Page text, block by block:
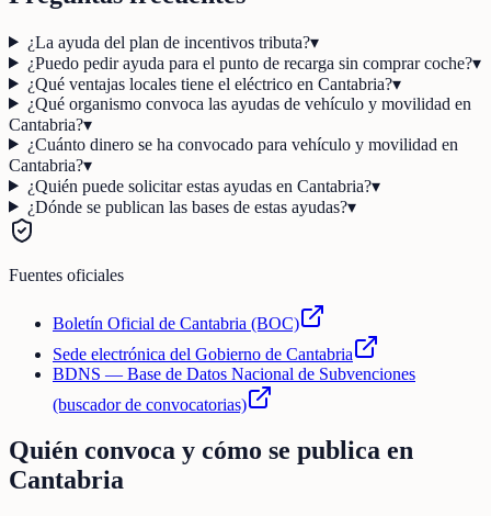
¿La ayuda del plan de incentivos tributa?▾
¿Puedo pedir ayuda para el punto de recarga sin comprar coche?▾
¿Qué ventajas locales tiene el eléctrico en Cantabria?▾
¿Qué organismo convoca las ayudas de vehículo y movilidad en
Cantabria?▾
¿Cuánto dinero se ha convocado para vehículo y movilidad en
Cantabria?▾
¿Quién puede solicitar estas ayudas en Cantabria?▾
¿Dónde se publican las bases de estas ayudas?▾
Fuentes oficiales
Boletín Oficial de Cantabria (BOC)
Sede electrónica del Gobierno de Cantabria
BDNS — Base de Datos Nacional de Subvenciones
(buscador de convocatorias)
Quién convoca y cómo se publica en
Cantabria